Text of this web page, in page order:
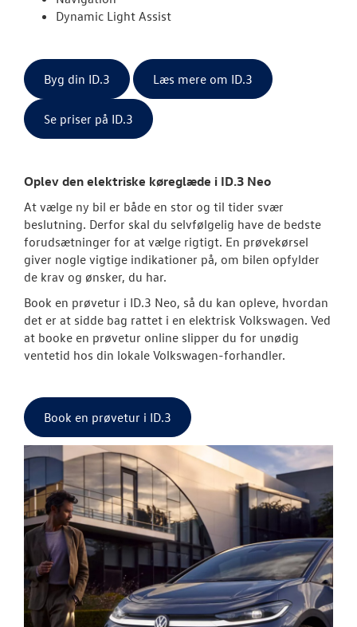
Dynamic Light Assist
Byg din ID.3 Læs mere om ID.3
Se priser på ID.3
Oplev den elektriske køreglæde i ID.3 Neo
At vælge ny bil er både en stor og til tider svær
beslutning. Derfor skal du selvfølgelig have de bedste
forudsætninger for at vælge rigtigt. En prøvekørsel
giver nogle vigtige indikationer på, om bilen opfylder
de krav og ønsker, du har.
Book en prøvetur i ID.3 Neo, så du kan opleve, hvordan
det er at sidde bag rattet i en elektrisk Volkswagen. Ved
at booke en prøvetur online slipper du for unødig
ventetid hos din lokale Volkswagen-forhandler.
Book en prøvetur i ID.3